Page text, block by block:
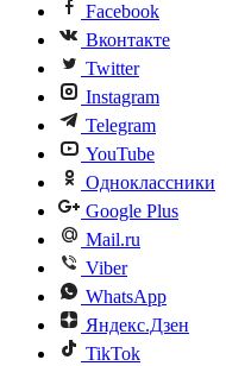
Facebook
Вконтакте
Twitter
Instagram
Telegram
YouTube
Одноклассники
Google Plus
Mail.ru
Viber
WhatsApp
Яндекс.Дзен
TikTok